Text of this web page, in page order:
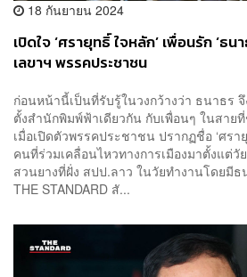
18 กันยายน 2024
เปิดใจ ‘ศรายุทธิ์ ใจหลัก’ เพื่อนรัก ‘ธ
เลขาฯ พรรคประชาชน
ก่อนหน้านี้เป็นที่รับรู้ในวงกว้างว่า ธนาธร จึ
ตั้งสำนักพิมพ์ฟ้าเดียวกัน กับเพื่อนๆ ในสาย
เมื่อเปิดตัวพรรคประชาชน ปรากฏชื่อ ‘ศรา
คนที่ร่วมเคลื่อนไหวทางการเมืองมาตั้งแต่วั
สวนยางที่ฝั่ง สปป.ลาว ในวัยทำงานโดยมี
THE STANDARD สั...